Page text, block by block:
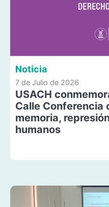
Noticia
7 de Julio de 2026
USACH
Calle Conferencia
memoria,
humanos